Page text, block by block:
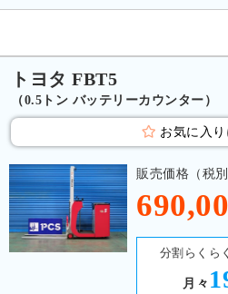
トヨタ FBT5
（0.5トン バッテリーカウンター）
お気に入
販売価格（税別
分割らくら
月々